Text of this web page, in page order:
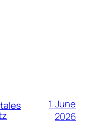
1. June
2026